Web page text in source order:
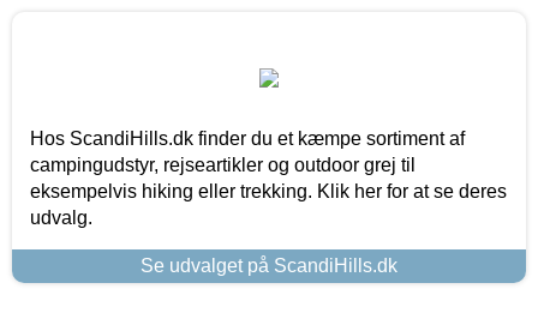
Hos ScandiHills.dk finder du et kæmpe sortiment af
campingudstyr, rejseartikler og outdoor grej til
eksempelvis hiking eller trekking. Klik her for at se deres
udvalg.
Se udvalget på ScandiHills.dk